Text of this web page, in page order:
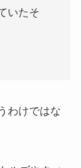
いたそ
わけではな